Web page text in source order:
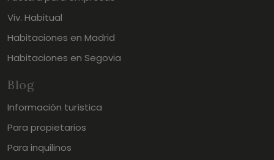
Viv. Habitual
Habitaciones en Madrid
Habitaciones en Segovia
Blog
Información turística
Para propietarios
Para inquilinos